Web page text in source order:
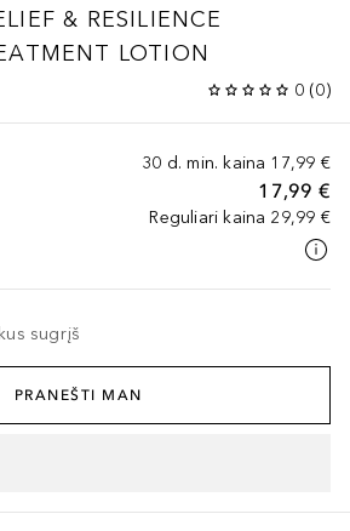
& RESILIENCE
LOTION
0 (0)
30 d. min. kaina 17,99 €
17,99 €
Reguliari kaina 29,99 €
sugrįš
PRANEŠTI MAN